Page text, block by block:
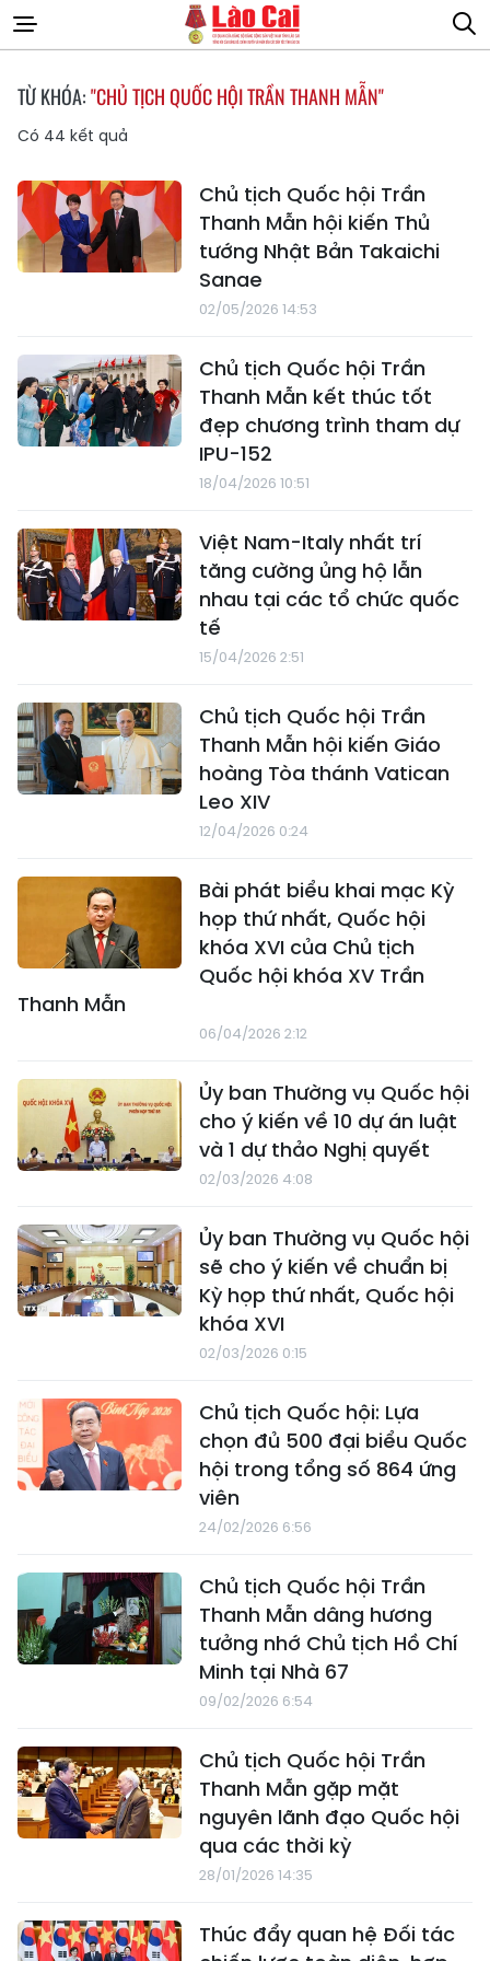
TỪ KHÓA:"CHỦ TỊCH QUỐC HỘI TRẦN THANH MẪN"
Có 44 kết quả
Chủ tịch Quốc hội Trần
Thanh Mẫn hội kiến Thủ
tướng Nhật Bản Takaichi
Sanae
02/05/2026 14:53
Chủ tịch Quốc hội Trần
Thanh Mẫn kết thúc tốt
đẹp chương trình tham dự
IPU-152
18/04/2026 10:51
Việt Nam-Italy nhất trí
tăng cường ủng hộ lẫn
nhau tại các tổ chức quốc
tế
15/04/2026 2:51
Chủ tịch Quốc hội Trần
Thanh Mẫn hội kiến Giáo
hoàng Tòa thánh Vatican
Leo XIV
12/04/2026 0:24
Bài phát biểu khai mạc Kỳ
họp thứ nhất, Quốc hội
khóa XVI của Chủ tịch
Quốc hội khóa XV Trần
Thanh Mẫn
06/04/2026 2:12
Ủy ban Thường vụ Quốc hội
cho ý kiến về 10 dự án luật
và 1 dự thảo Nghị quyết
02/03/2026 4:08
Ủy ban Thường vụ Quốc hội
sẽ cho ý kiến về chuẩn bị
Kỳ họp thứ nhất, Quốc hội
khóa XVI
02/03/2026 0:15
Chủ tịch Quốc hội: Lựa
chọn đủ 500 đại biểu Quốc
hội trong tổng số 864 ứng
viên
24/02/2026 6:56
Chủ tịch Quốc hội Trần
Thanh Mẫn dâng hương
tưởng nhớ Chủ tịch Hồ Chí
Minh tại Nhà 67
09/02/2026 6:54
Chủ tịch Quốc hội Trần
Thanh Mẫn gặp mặt
nguyên lãnh đạo Quốc hội
qua các thời kỳ
28/01/2026 14:35
Thúc đẩy quan hệ Đối tác